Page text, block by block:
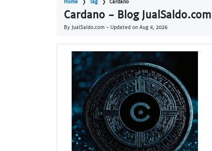
Home Tag Cardano
Cardano - Blog JualSaldo.com
By JualSaldo.com - Updated on Aug 6, 2026